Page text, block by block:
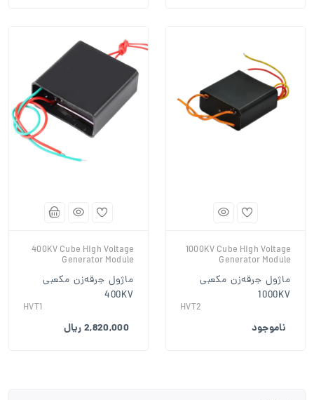
1000KV Cube High Voltage
Generator Module
ماژول جرقه‌زن مکعبی
1000KV
HVT2
ناموجود
400KV Cube High Voltage
Generator Module
ماژول جرقه‌زن مکعبی
400KV
HVT1
2,820,000 ریال